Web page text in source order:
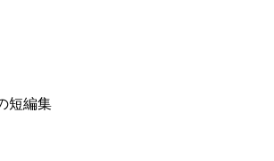
短編集